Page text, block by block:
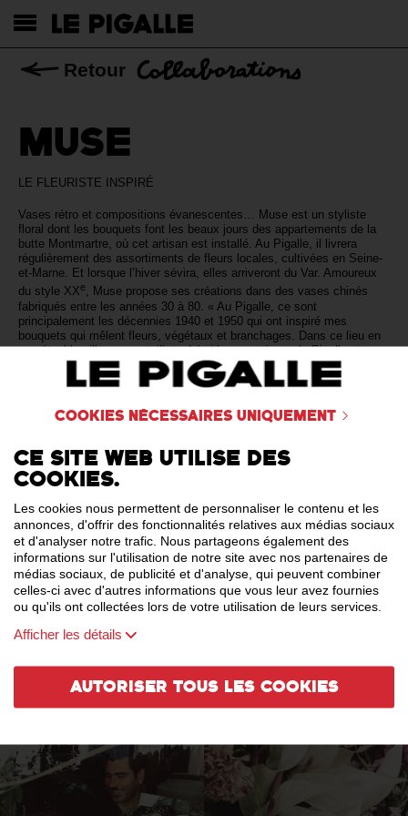
Cookies nécessaires uniquement
Ce site web utilise des
cookies.
Les cookies nous permettent de personnaliser le contenu et les
annonces, d'offrir des fonctionnalités relatives aux médias sociaux
et d'analyser notre trafic. Nous partageons également des
informations sur l'utilisation de notre site avec nos partenaires de
médias sociaux, de publicité et d'analyse, qui peuvent combiner
celles-ci avec d'autres informations que vous leur avez fournies
ou qu'ils ont collectées lors de votre utilisation de leurs services.
Afficher les détails
Autoriser tous les cookies
Retour
MUSE
LE FLEURISTE INSPIRÉ
Vases rétro et compositions évanescentes… Muse est un styliste
floral dont les bouquets font les beaux jours des appartements de la
butte Montmartre, où cet artisan est installé. Au Pigalle, il livrera
régulièrement des assortiments de fleurs locales, cultivées en Seine-
et-Marne. Et lorsque l’hiver sévira, elles arriveront du Var. Amoureux
du style XXe, Muse propose ses créations dans des vases chinés
fabriqués entre les années 30 à 80. « Au Pigalle, ce sont
principalement les décennies 1940 et 1950 qui ont inspiré mes
bouquets qui mêlent fleurs, végétaux et branchages. Dans ce lieu en
perpétuel bouillonnement, j’introduirai le romantisme de Pigalle et une
touche de déco florale. »